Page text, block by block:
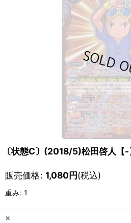
〔状態C〕(2018/5)松田啓人【
販売価格: 1,080円(税込)
重み: 1
×